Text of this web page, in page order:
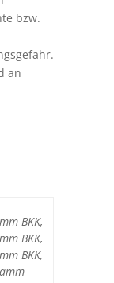
bzw.
an
BKK,
BKK,
BKK,